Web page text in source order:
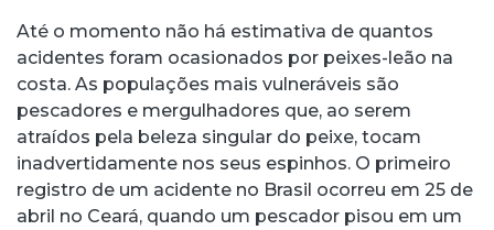
Até o momento não há estimativa de quantos
acidentes foram ocasionados por peixes-leão na
costa. As populações mais vulneráveis são
pescadores e mergulhadores que, ao serem
atraídos pela beleza singular do peixe, tocam
inadvertidamente nos seus espinhos. O primeiro
registro de um acidente no Brasil ocorreu em 25 de
abril no Ceará, quando um pescador pisou em um